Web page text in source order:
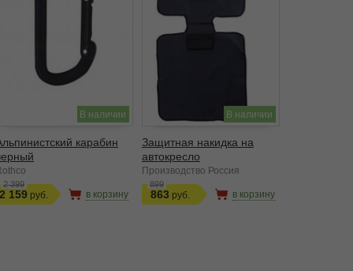
В наличии
карабин
2 399
2 159 в корзину
В наличии
Защитная накидка на
автокресло
Производство Россия
899
863 в корзину